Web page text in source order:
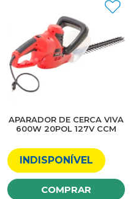
APARADOR DE CERCA VIVA
600W 20POL 127V CCM
INDISPONÍVEL
COMPRAR